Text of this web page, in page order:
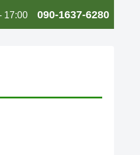
17:00 090-1637-6280